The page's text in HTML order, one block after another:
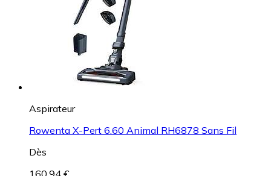
Aspirateur
Rowenta X-Pert 6.60 Animal RH6878 Sans Fil
Dès